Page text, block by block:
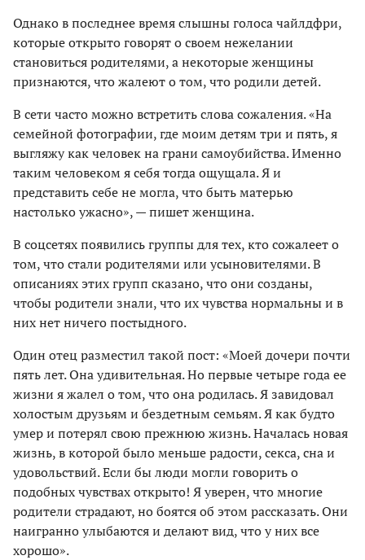
Однако в последнее время слышны голоса чайлдфри,
которые открыто говорят о своем нежелании
становиться родителями, а некоторые женщины
признаются, что жалеют о том, что родили детей.
В сети часто можно встретить слова сожаления. «На
семейной фотографии, где моим детям три и пять, я
выгляжу как человек на грани самоубийства. Именно
таким человеком я себя тогда ощущала. Я и
представить себе не могла, что быть матерью
настолько ужасно», — пишет женщина.
В соцсетях появились группы для тех, кто сожалеет о
том, что стали родителями или усыновителями. В
описаниях этих групп сказано, что они созданы,
чтобы родители знали, что их чувства нормальны и в
них нет ничего постыдного.
Один отец разместил такой пост: «Моей дочери почти
пять лет. Она удивительная. Но первые четыре года ее
жизни я жалел о том, что она родилась. Я завидовал
холостым друзьям и бездетным семьям. Я как будто
умер и потерял свою прежнюю жизнь. Началась новая
жизнь, в которой было меньше радости, секса, сна и
удовольствий. Если бы люди могли говорить о
подобных чувствах открыто! Я уверен, что многие
родители страдают, но боятся об этом рассказать. Они
наигранно улыбаются и делают вид, что у них все
хорошо».